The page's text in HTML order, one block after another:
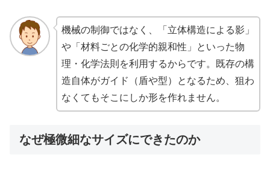
機械の制御ではなく、「立体構造による影」
や「材料ごとの化学的親和性」といった物
理・化学法則を利用するからです。既存の構
造自体がガイド（盾や型）となるため、狙わ
なくてもそこにしか形を作れません。
なぜ極微細なサイズにできたのか